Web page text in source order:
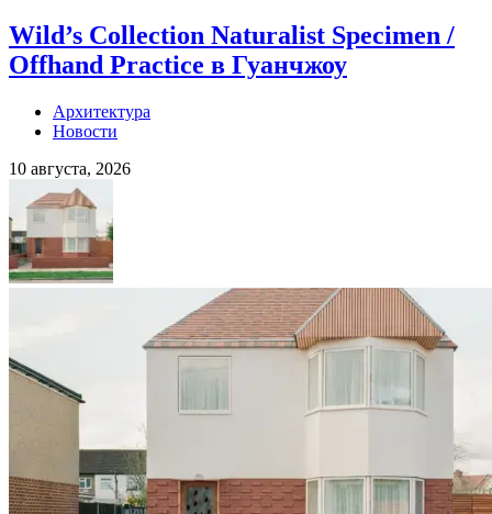
Wild’s Collection Naturalist Specimen /
Offhand Practice в Гуанчжоу
Архитектура
Новости
10 августа, 2026